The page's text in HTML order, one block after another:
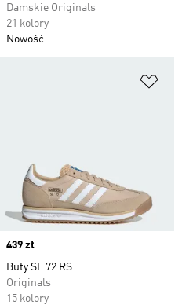
Damskie Originals
21 kolory
Nowość
Price
439 zł
Buty SL 72 RS
Originals
15 kolory